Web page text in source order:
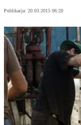
Publikacja: 20.03.2015 06:20